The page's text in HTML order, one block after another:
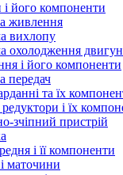
його компоненти
живлення
вихлопу
охолодження
і його компоненти
передач
та їх
і їх
зчіпний пристрій
і її компоненти
маточини